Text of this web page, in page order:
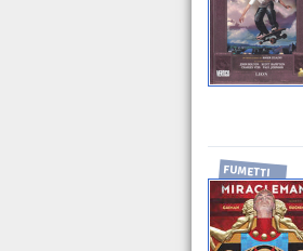
FUMETTI